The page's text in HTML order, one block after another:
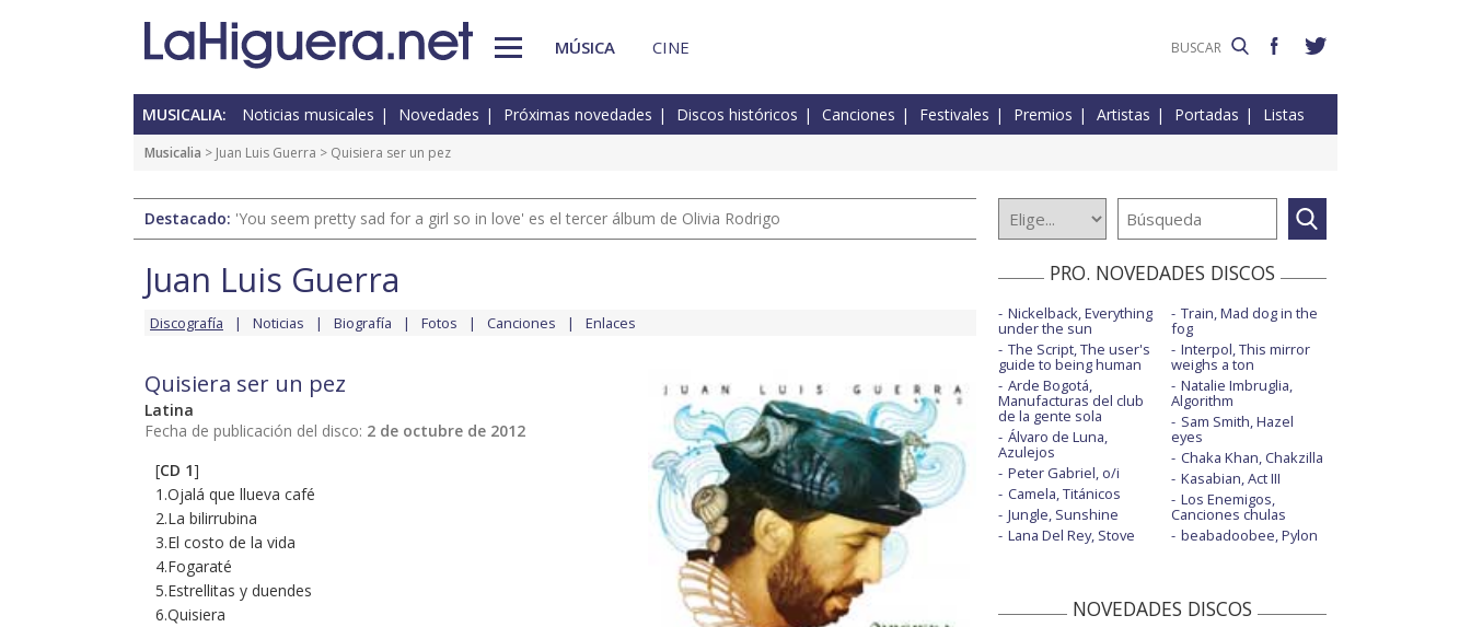
MÚSICA CINE
MUSICALIA: Noticias musicales Novedades Próximas novedades Discos históricos Canciones Festivales Premios Artistas Portadas Listas
Musicalia > Juan Luis Guerra > Quisiera ser un pez
Destacado: 'You seem pretty sad for a girl so in love' es el tercer álbum de Olivia Rodrigo
Juan Luis Guerra
Discografía Noticias Biografía Fotos Canciones Enlaces
Quisiera ser un pez
Latina
Fecha de publicación del disco: 2 de octubre de 2012
[CD 1]
1.Ojalá que llueva café
2.La bilirrubina
3.El costo de la vida
4.Fogaraté
5.Estrellitas y duendes
6.Quisiera
PRO. NOVEDADES DISCOS
Nickelback, Everything
under the sun
The Script, The user's
guide to being human
Arde Bogotá,
Manufacturas del club
de la gente sola
Álvaro de Luna,
Azulejos
Peter Gabriel, o/i
Camela, Titánicos
Jungle, Sunshine
Lana Del Rey, Stove
Train, Mad dog in the
fog
Interpol, This mirror
weighs a ton
Natalie Imbruglia,
Algorithm
Sam Smith, Hazel
eyes
Chaka Khan, Chakzilla
Kasabian, Act III
Los Enemigos,
Canciones chulas
beabadoobee, Pylon
NOVEDADES DISCOS